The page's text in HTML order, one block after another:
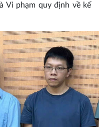
Vi phạm quy định về kế